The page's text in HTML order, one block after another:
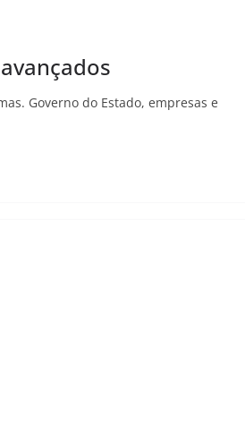
Governo do Estado, empresas e